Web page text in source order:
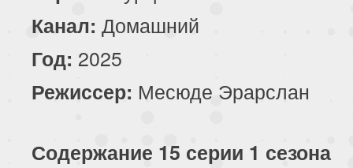
Канал: Домашний
Год: 2025
Режиссер: Месюде Эрарслан
Содержание 15 серии 1 сезона